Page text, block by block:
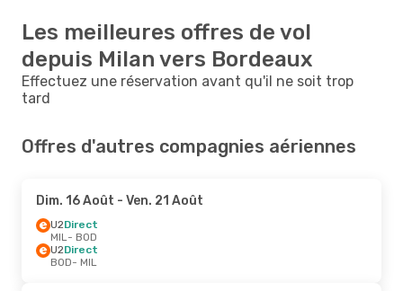
Les meilleures offres de vol
depuis Milan vers Bordeaux
Effectuez une réservation avant qu'il ne soit trop
tard
Offres d'autres compagnies aériennes
Dim. 16 Août - Ven. 21 Août
U2Direct
MIL- BOD
U2Direct
BOD- MIL